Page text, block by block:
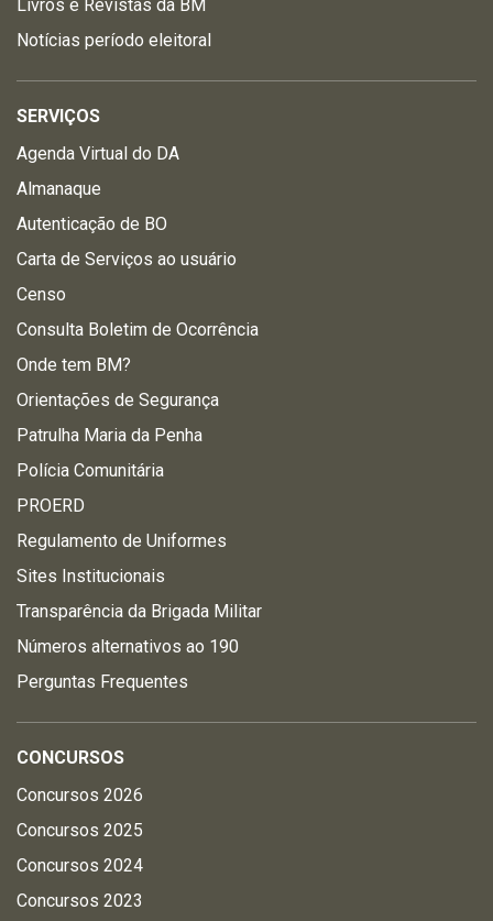
Livros e Revistas da BM
Notícias período eleitoral
SERVIÇOS
Agenda Virtual do DA
Almanaque
Autenticação de BO
Carta de Serviços ao usuário
Censo
Consulta Boletim de Ocorrência
Onde tem BM?
Orientações de Segurança
Patrulha Maria da Penha
Polícia Comunitária
PROERD
Regulamento de Uniformes
Sites Institucionais
Transparência da Brigada Militar
Números alternativos ao 190
Perguntas Frequentes
CONCURSOS
Concursos 2026
Concursos 2025
Concursos 2024
Concursos 2023